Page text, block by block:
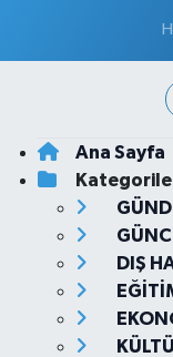
Ana Sayfa
DIŞ